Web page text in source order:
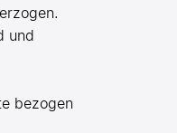
und
bezogen